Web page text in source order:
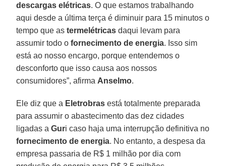
descargas elétricas. O que estamos trabalhando
aqui desde a última terça é diminuir para 15 minutos o
tempo que astermelétricas daqui levam para
assumir todo ofornecimento de energia. Isso sim
está ao nosso encargo, porque entendemos o
desconforto que isso causa aos nossos
consumidores”, afirma Anselmo.
Ele diz que a Eletrobras está totalmente preparada
para assumir o abastecimento das dez cidades
ligadas aGuri caso haja uma interrupção definitiva no
fornecimento de energia. No entanto, a despesa da
empresa passaria de R$ 1 milhão por dia com